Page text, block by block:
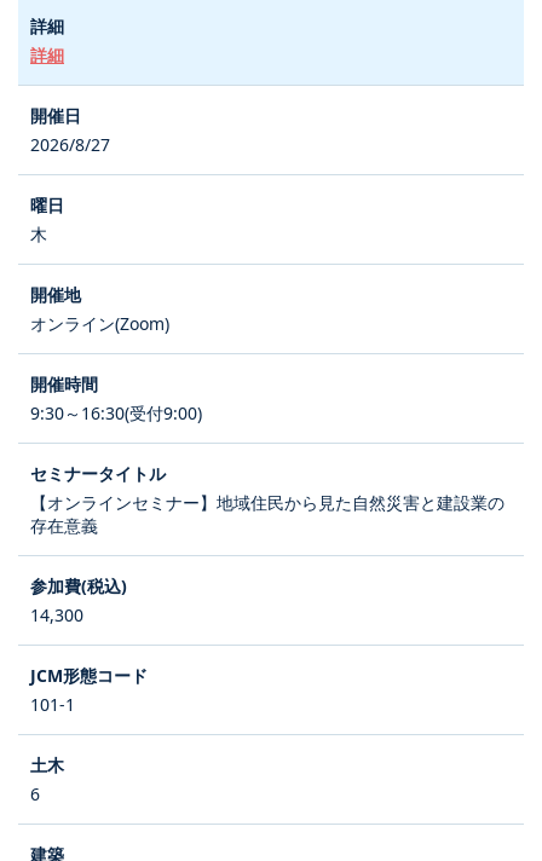
詳細
2026/8/27
木
オンライン(Zoom)
9:30～16:30(受付9:00)
【オンラインセミナー】地域住民から見た自然災害と建設業の
存在意義
14,300
101-1
6